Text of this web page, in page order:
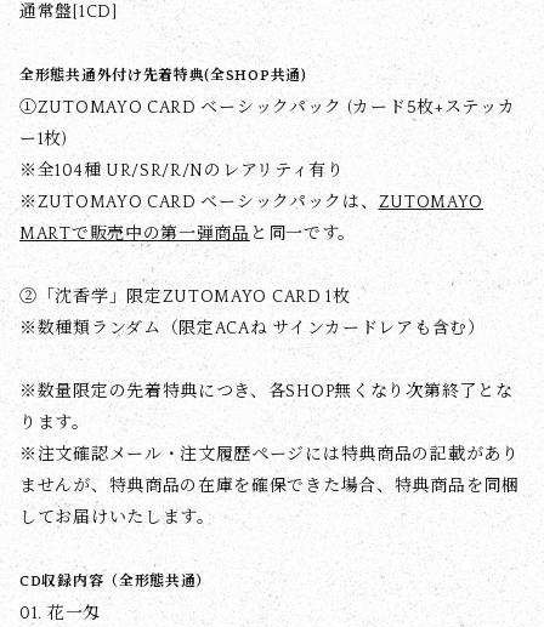
通常盤[1CD]
全形態共通外付け先着特典(全SHOP共通)
①ZUTOMAYO CARD ベーシックパック (カード5枚+ステッカ
ー1枚)
※全104種 UR/SR/R/Nのレアリティ有り
※ZUTOMAYO CARD ベーシックパックは、 ZUTOMAYO
MARTで販売中の第一弾商品 と同一です。
②「沈香学」限定ZUTOMAYO CARD 1枚
※数種類ランダム（限定ACAね サインカードレアも含む）
※数量限定の先着特典につき、各SHOP無くなり次第終了とな
ります。
※注文確認メール・注文履歴ページには特典商品の記載があり
ませんが、特典商品の在庫を確保できた場合、特典商品を同梱
してお届けいたします。
CD収録内容（全形態共通）
01. 花一匁